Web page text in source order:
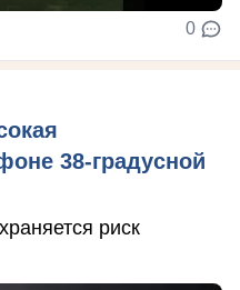
0
38-градусной
риск